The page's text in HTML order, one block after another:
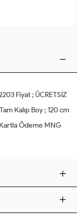
Fiyat ; ÜCRETSİZ
Kalıp Boy ; 120 cm
Ödeme MNG